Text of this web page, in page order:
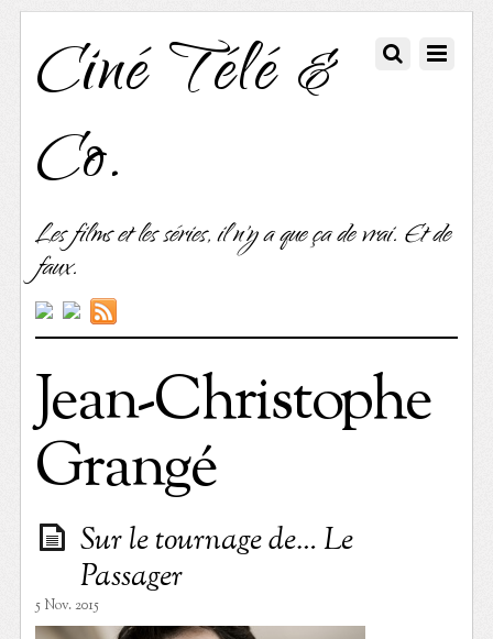
Ciné Télé &
Co.
Les films et les séries, il n'y a que ça de vrai. Et de
faux.
Jean-Christophe
Grangé
Sur le tournage de… Le
Passager
5 Nov. 2015